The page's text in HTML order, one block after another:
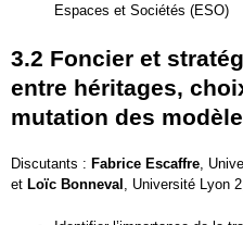
Espaces et Sociétés (ESO)
3.2 Foncier et
entre héritages,
mutation des
Discutants : Fabrice Escaffre ,
et Loïc Bonneval , Université Lyon